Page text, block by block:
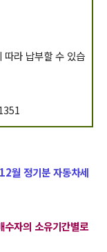
라 납부할 수 있습
월 정기분 자동차세
수자의 소유기간별로